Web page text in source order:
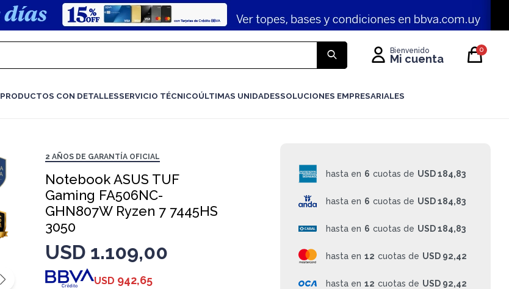
PRODUCTOS CON DETALLESSERVICIO TÉCNICOÚLTIMAS UNIDADESSOLUCIONES EMPRESARIALES
0
2 AÑOS DE GARANTÍA OFICIAL
Notebook ASUS TUF
Gaming FA506NC-
GHN807W Ryzen 7 7445HS
3050
USD 1.109,00
USD 942,65
hasta en 6 cuotas de USD 184,83
hasta en 6 cuotas de USD 184,83
hasta en 6 cuotas de USD 184,83
hasta en 12 cuotas de USD 92,42
hasta en 12 cuotas de USD 92,42